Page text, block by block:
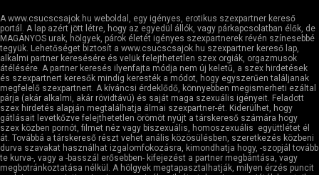
A www.csucscsajok.hu weboldal, egy igényes, erotikus szexpartner kereső
portál. A lap azért jött létre, hogy az egyedül állók, vagy párkapcsolatban élők, de
MAGÁNYOS urak, hölgyek, párok életét igényes szexpartnerek révén színesebbé
tegyük. Lehetőséget biztosít a www.csucscsajok.hu szexpartner kereső lap,
alkalmi partner keresésére és velük felejthetetlen szex orgiák, orgazmusok
átélésére. A partner keresés ilyenfajta módja nem új keletű, a szex hirdetések
és szexpartnert keresők mindig keresték a módot, hogy egyszerűen találjanak
megfelelő szexpartnert. A kíváncsi érdeklődő, könnyebben megismerheti ezáltal
párja (akár alkalmi, akár rövidtávú) és saját maga szexuális igényeit. Feladott
szex hirdetés alapján megtalálhatja álmai szexpartner-ét. Kiderülhet, hogy
gátlásait levetkőzve felejthetetlen örömöt nyújt a társkereső számára hogy
szex közben pornót, filmet néz vagy biszexuális, homoszexuális együttlétet él
át. Továbbá a társkereső részt vehet anális közösülésben, szeretkezés közbeni
durva szavakat használhat izgalomfokozásra, kimondhatja hogy, -szopjál tovább
te kurva-, vagy a -basszál erősebben- kifejezést a partner megbántása, vagy
megbotránkoztatása nélkül. A hölgyek megtapasztalhatják, milyen érzés puncit